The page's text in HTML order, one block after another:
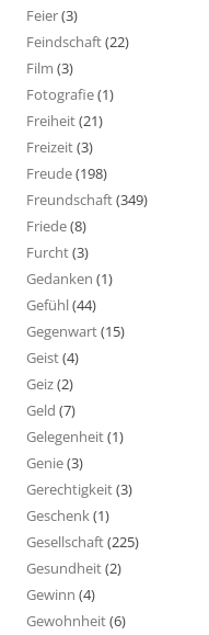
Feier(3)
Feindschaft(22)
Film (3)
Fotografie(1)
Freiheit(21)
Freizeit(3)
Freude(198)
Freundschaft(349)
Friede(8)
Furcht(3)
Gedanken (1)
Gefühl(44)
Gegenwart(15)
Geist(4)
Geiz(2)
Geld (7)
Gelegenheit(1)
Genie(3)
Gerechtigkeit(3)
Geschenk(1)
Gesellschaft(225)
Gesundheit(2)
Gewinn (4)
Gewohnheit(6)